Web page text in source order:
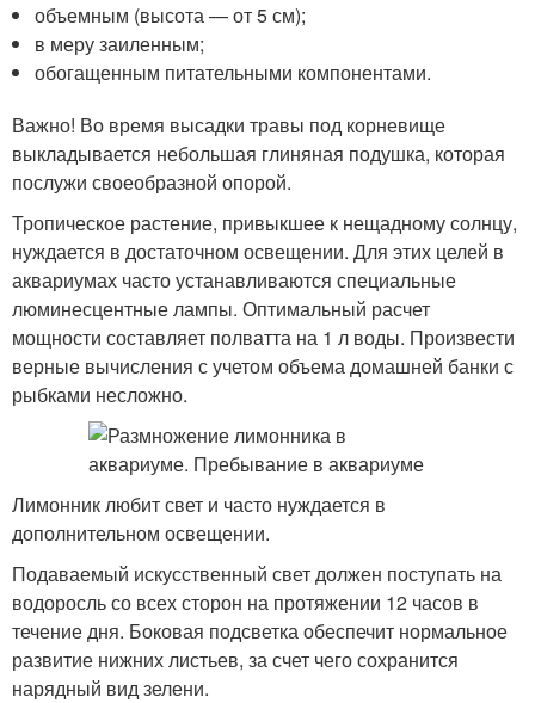
объемным (высота — от 5 см);
в меру заиленным;
обогащенным питательными компонентами.
Важно! Во время высадки травы под корневище
выкладывается небольшая глиняная подушка, которая
послужи своеобразной опорой.
Тропическое растение, привыкшее к нещадному солнцу,
нуждается в достаточном освещении. Для этих целей в
аквариумах часто устанавливаются специальные
люминесцентные лампы. Оптимальный расчет
мощности составляет полватта на 1 л воды. Произвести
верные вычисления с учетом объема домашней банки с
рыбками несложно.
Лимонник любит свет и часто нуждается в
дополнительном освещении.
Подаваемый искусственный свет должен поступать на
водоросль со всех сторон на протяжении 12 часов в
течение дня. Боковая подсветка обеспечит нормальное
развитие нижних листьев, за счет чего сохранится
нарядный вид зелени.